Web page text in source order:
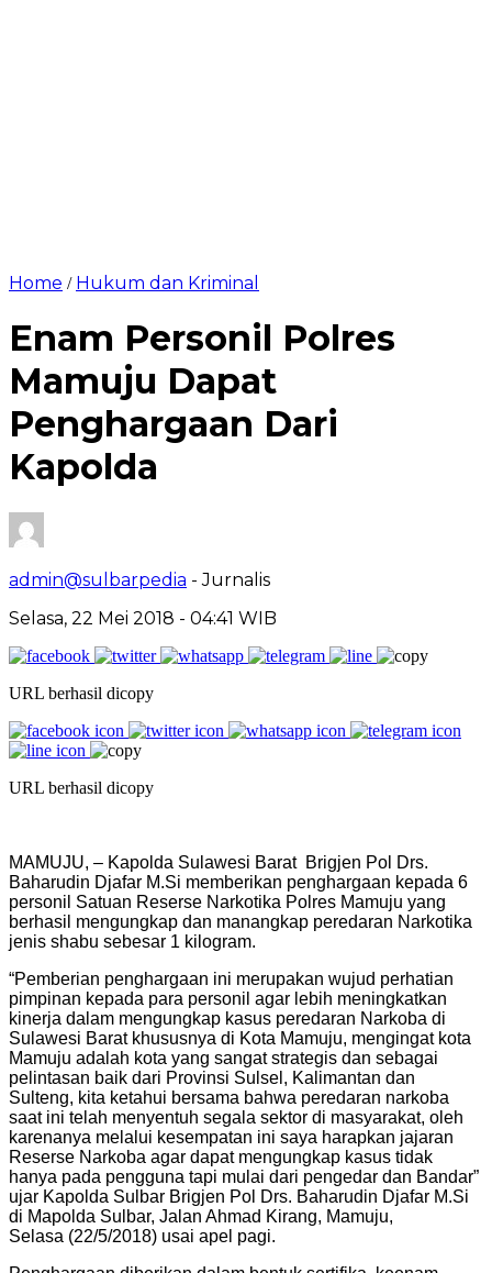
Home / Hukum dan Kriminal
Enam Personil Polres
Mamuju Dapat
Penghargaan Dari
Kapolda
admin@sulbarpedia - Jurnalis
Selasa, 22 Mei 2018 - 04:41 WIB
URL berhasil dicopy
URL berhasil dicopy
MAMUJU, – Kapolda Sulawesi Barat Brigjen Pol Drs.
Baharudin Djafar M.Si memberikan penghargaan kepada 6
personil Satuan Reserse Narkotika Polres Mamuju yang
berhasil mengungkap dan manangkap peredaran Narkotika
jenis shabu sebesar 1 kilogram.
“Pemberian penghargaan ini merupakan wujud perhatian
pimpinan kepada para personil agar lebih meningkatkan
kinerja dalam mengungkap kasus peredaran Narkoba di
Sulawesi Barat khususnya di Kota Mamuju, mengingat kota
Mamuju adalah kota yang sangat strategis dan sebagai
pelintasan baik dari Provinsi Sulsel, Kalimantan dan
Sulteng, kita ketahui bersama bahwa peredaran narkoba
saat ini telah menyentuh segala sektor di masyarakat, oleh
karenanya melalui kesempatan ini saya harapkan jajaran
Reserse Narkoba agar dapat mengungkap kasus tidak
hanya pada pengguna tapi mulai dari pengedar dan Bandar”
ujar Kapolda Sulbar Brigjen Pol Drs. Baharudin Djafar M.Si
di Mapolda Sulbar, Jalan Ahmad Kirang, Mamuju,
Selasa (22/5/2018) usai apel pagi.